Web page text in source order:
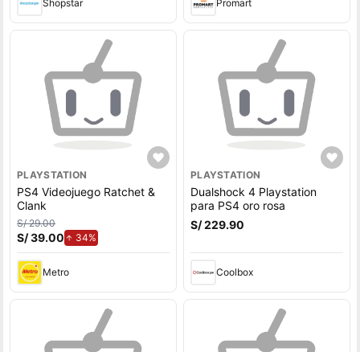
Shopstar Promart
PLAYSTATION
PS4 Videojuego Ratchet &
Clank
S/ 29.00
S/ 39.00 34%
Metro
PLAYSTATION
Dualshock 4 Playstation
para PS4 oro rosa
S/ 229.90
Coolbox